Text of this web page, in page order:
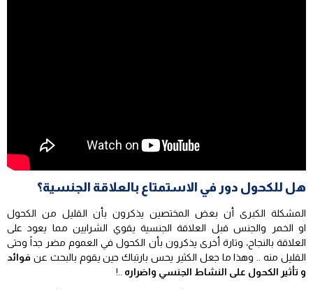
هل للكحول دور في الاستمتاع بالعلاقة الجنسية؟
المشكلة الكبرى أن بعض المختصين يذكرون بأن القليل من الكحول
او الخمر والجنس قبل العلاقة الجنسية يقوي الشرايين مما يعود على
العلاقة بالنجاح، وتارة أخرى يذكرون بأن الكحول في العموم مضر جداً وحتى
القليل منه .. وهذا ما جعل الكثير يحس بارتباك حين يقوم بالبحث عن فوائد
و تأثير الكحول على النشاط الجنسي واضراره ..!